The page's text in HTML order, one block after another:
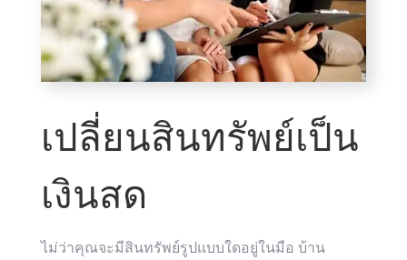
เปลี่ยนสินทรัพย์เป็น
เงินสด
ไม่ว่าคุณจะมีสินทรัพย์รูปแบบใดอยู่ในมือ บ้าน